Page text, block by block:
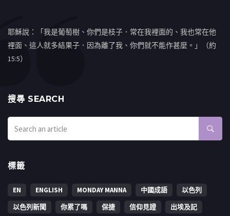
耶穌說：「我是葡萄樹、你們是枝子．常在我裡面的、我也常在他
裡面、這人就多結果子．因為離了我、你們就不能作甚麼。」（約
15:5）
搜㝷 SEARCH
標籤
EN ENGLISH MONDAY MANNA 中國成語
以色列
以色列新聞
你累了嗎 保捷 信仰見證
出埃及記